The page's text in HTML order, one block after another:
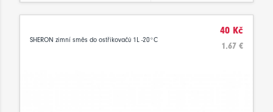
SHERON zimní směs do ostřikovačů 1L -20°C
40 Kč
1.67 €